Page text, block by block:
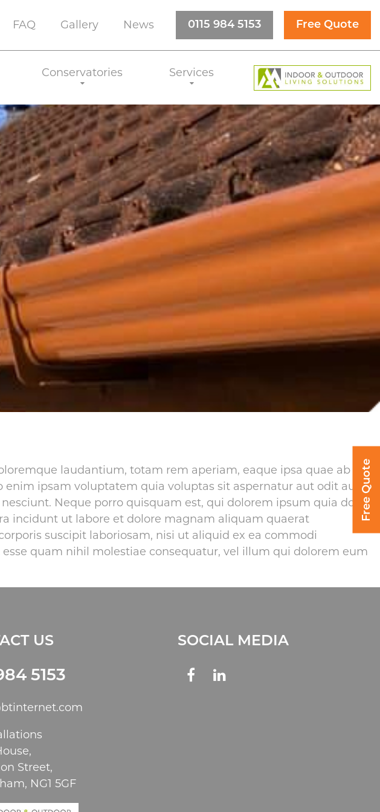
FAQ Gallery News 0115 984 5153 Free Quote
Conservatories Services
Free Quote
laudantium, totam rem aperiam, eaque ipsa quae ab illo
ipsam voluptatem quia voluptas sit aspernatur aut odit aut
Neque porro quisquam est, qui dolorem ipsum quia dolor
incidunt ut labore et dolore magnam aliquam quaerat
suscipit laboriosam, nisi ut aliquid ex ea commodi
quam nihil molestiae consequatur, vel illum qui dolorem eum
US
5153
Street,
NG1 5GF
SOCIAL MEDIA